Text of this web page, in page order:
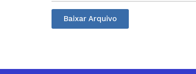
Baixar Arquivo